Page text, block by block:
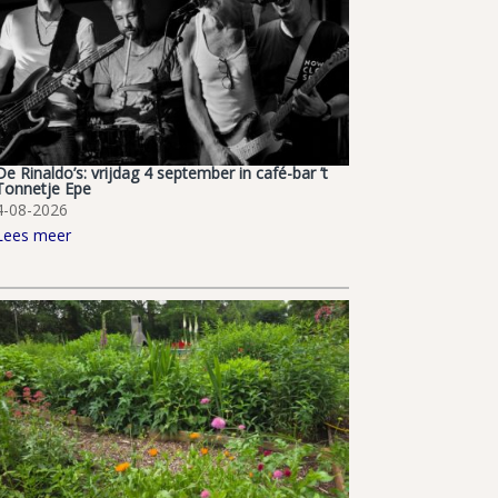
Rinaldo’s: vrijdag 4 september in café-bar ’t
Epe
08-2026
meer